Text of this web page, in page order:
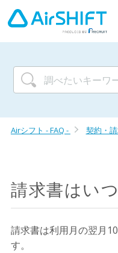
Airシフト - FAQ - 契約・
請求書はい
請求書は利用月の翌月
す。